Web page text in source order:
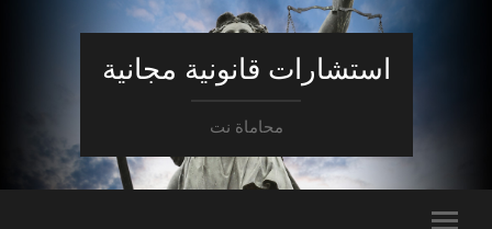
استشارات قانونية مجانية
محاماة نت